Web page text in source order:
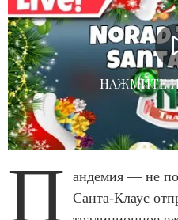
НАЖМИТЕ
П андемия — не
Санта-Клаус